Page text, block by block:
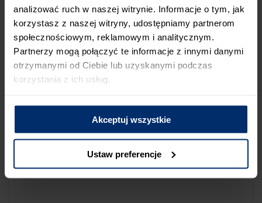
analizować ruch w naszej witrynie. Informacje o tym, jak
korzystasz z naszej witryny, udostępniamy partnerom
społecznościowym, reklamowym i analitycznym.
Partnerzy mogą połączyć te informacje z innymi danymi
otrzymanymi od Ciebie lub uzyskanymi podczas
korzystania z ich usług.
Akceptuj wszystkie
Ustaw preferencje
dane które posiadamy są niepoprawne albo nieaktualne,
możesz zgłosić nam ten fakt przez poniższy formularz:
Powód zgłoszenia
Opis zgłoszenia